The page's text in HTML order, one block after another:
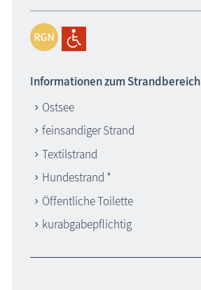
Informationen zum Strandbereich
Ostsee
feinsandiger Strand
Textilstrand
Hundestrand *
Öffentliche Toilette
kurabgabepflichtig